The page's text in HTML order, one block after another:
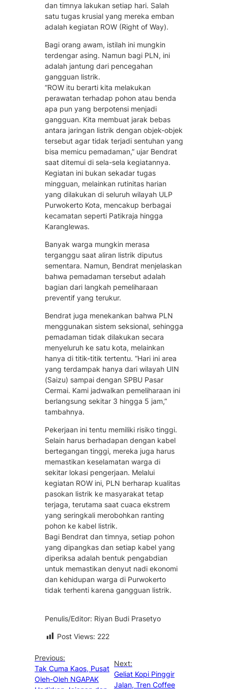
dan timnya lakukan setiap hari. Salah
satu tugas krusial yang mereka emban
adalah kegiatan ROW (Right of Way).
Bagi orang awam, istilah ini mungkin
terdengar asing. Namun bagi PLN, ini
adalah jantung dari pencegahan
gangguan listrik.
“ROW itu berarti kita melakukan
perawatan terhadap pohon atau benda
apa pun yang berpotensi menjadi
gangguan. Kita membuat jarak bebas
antara jaringan listrik dengan objek-objek
tersebut agar tidak terjadi sentuhan yang
bisa memicu pemadaman,” ujar Bendrat
saat ditemui di sela-sela kegiatannya.
Kegiatan ini bukan sekadar tugas
mingguan, melainkan rutinitas harian
yang dilakukan di seluruh wilayah ULP
Purwokerto Kota, mencakup berbagai
kecamatan seperti Patikraja hingga
Karanglewas.
Banyak warga mungkin merasa
terganggu saat aliran listrik diputus
sementara. Namun, Bendrat menjelaskan
bahwa pemadaman tersebut adalah
bagian dari langkah pemeliharaan
preventif yang terukur.
Bendrat juga menekankan bahwa PLN
menggunakan sistem seksional, sehingga
pemadaman tidak dilakukan secara
menyeluruh ke satu kota, melainkan
hanya di titik-titik tertentu. “Hari ini area
yang terdampak hanya dari wilayah UIN
(Saizu) sampai dengan SPBU Pasar
Cermai. Kami jadwalkan pemeliharaan ini
berlangsung sekitar 3 hingga 5 jam,”
tambahnya.
Pekerjaan ini tentu memiliki risiko tinggi.
Selain harus berhadapan dengan kabel
bertegangan tinggi, mereka juga harus
memastikan keselamatan warga di
sekitar lokasi pengerjaan. Melalui
kegiatan ROW ini, PLN berharap kualitas
pasokan listrik ke masyarakat tetap
terjaga, terutama saat cuaca ekstrem
yang seringkali merobohkan ranting
pohon ke kabel listrik.
Bagi Bendrat dan timnya, setiap pohon
yang dipangkas dan setiap kabel yang
diperiksa adalah bentuk pengabdian
untuk memastikan denyut nadi ekonomi
dan kehidupan warga di Purwokerto
tidak terhenti karena gangguan listrik.
Penulis/Editor: Riyan Budi Prasetyo
Post Views: 222
Previous:
Tak Cuma Kaos, Pusat
Oleh-Oleh NGAPAK
Next:
Geliat Kopi Pinggir
Jalan, Tren Coffee